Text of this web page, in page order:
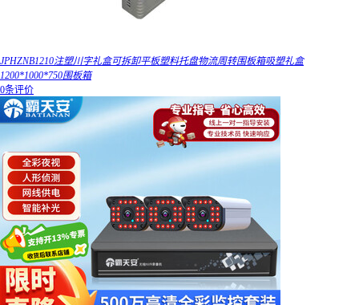
JPHZNB1210注塑川字礼盒可拆卸平板塑料托盘物流周转围板箱吸塑礼盒
1200*1000*750围板箱
0条评价